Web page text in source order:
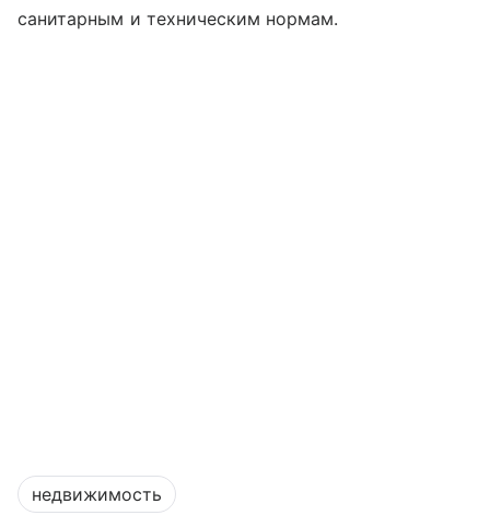
санитарным и техническим нормам.
недвижимость